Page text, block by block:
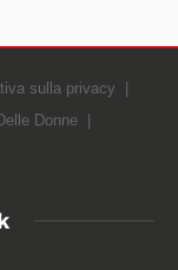
sulla privacy
Donne